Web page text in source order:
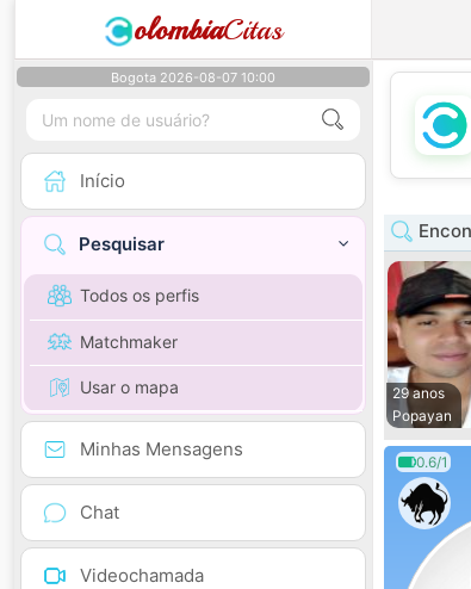
olombiaCitas
Bogota 2026-08-07 10:00
Início
Pesquisar
Todos os perfis
Matchmaker
Usar o mapa
Minhas Mensagens
Chat
Videochamada
29 anos
Popayan
0.6/1